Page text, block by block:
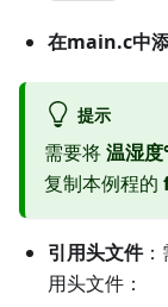
在main.c中
提示
需要将温湿
复制本例程的
引用头文件：
用头文件：